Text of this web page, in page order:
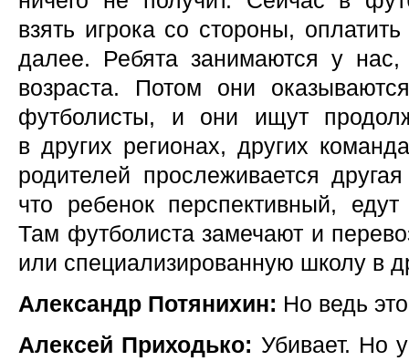
взять игрока со стороны,
далее. Ребята занимаются у нас,
возраста. Потом они
футболисты, и они ищут
в других регионах, других
родителей прослеживается
что ребенок перспективный,
Там футболиста замечают и
или специализированную школу в
Александр Потянихин: Но ведь
Алексей Приходько: Убивает. Но